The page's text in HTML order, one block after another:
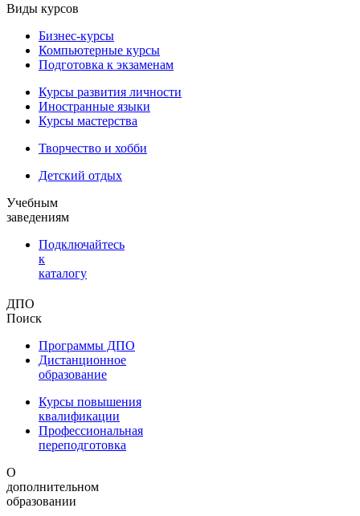
Виды курсов
Бизнес-курсы
Компьютерные курсы
Подготовка к экзаменам
Курсы развития личности
Иностранные языки
Курсы мастерства
Творчество и хобби
Детский отдых
Учебным
заведениям
Подключайтесь
к
каталогу
ДПО
Поиск
Программы ДПО
Дистанционное
образование
Курсы повышения
квалификации
Профессиональная
переподготовка
О
дополнительном
образовании